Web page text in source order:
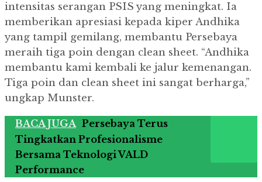
intensitas serangan PSIS yang meningkat. Ia
memberikan apresiasi kepada kiper Andhika
yang tampil gemilang, membantu Persebaya
meraih tiga poin dengan clean sheet. “Andhika
membantu kami kembali ke jalur kemenangan.
Tiga poin dan clean sheet ini sangat berharga,”
ungkap Munster.
BACA JUGA Persebaya Terus
Tingkatkan Profesionalisme
Bersama Teknologi VALD
Performance